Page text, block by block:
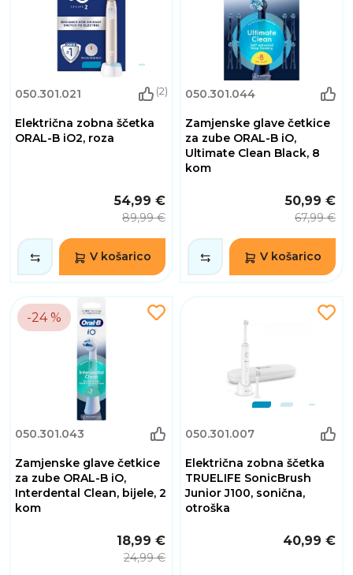
050.301.021 (2)
Električna zobna ščetka
ORAL-B iO2, roza
54,99 €
89,99 €
V košarico
050.301.044
Zamjenske glave četkice
za zube ORAL-B iO,
Ultimate Clean Black, 8
kom
50,99 €
67,99 €
V košarico
-24 %
050.301.043
Zamjenske glave četkice
za zube ORAL-B iO,
Interdental Clean, bijele, 2
kom
18,99 €
24,99 €
050.301.007
Električna zobna ščetka
TRUELIFE SonicBrush
Junior J100, sonična,
otroška
40,99 €